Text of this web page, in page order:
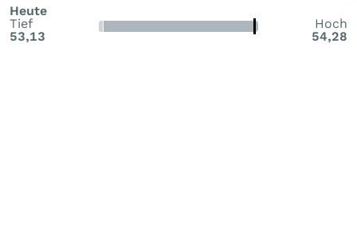
Heute
Tief
53,13
Hoch
54,28